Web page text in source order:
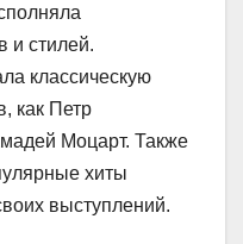
и стилей.
классическую
как Петр
Моцарт. Также
хиты
выступлений.